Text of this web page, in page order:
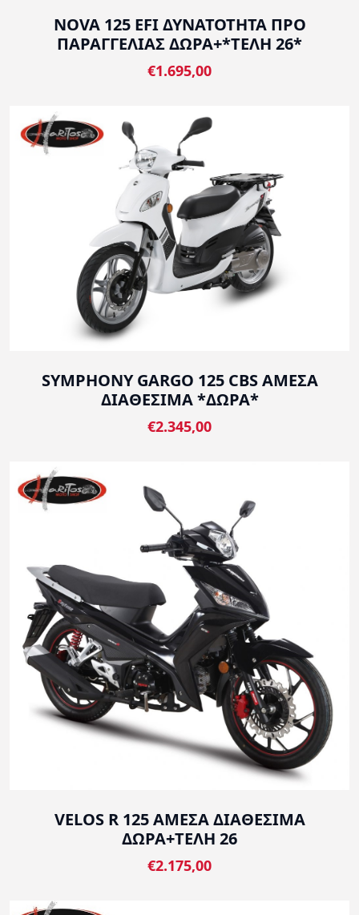
NOVA 125 EFI ΔΥΝΑΤΟΤΗΤΑ ΠΡΟ
ΠΑΡΑΓΓΕΛΙΑΣ ΔΩΡΑ+*ΤΕΛΗ 26*
€1.695,00
SYMPHONY GARGO 125 CBS ΑΜΕΣΑ
ΔΙΑΘΕΣΙΜΑ *ΔΩΡΑ*
€2.345,00
VELOS R 125 ΑΜΕΣΑ ΔΙΑΘΕΣΙΜΑ
ΔΩΡΑ+ΤΕΛΗ 26
€2.175,00